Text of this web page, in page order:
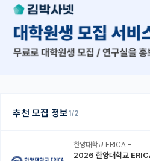
추천 모집 정보1/2
한양대학교 ERICA -
2026 한양대학교